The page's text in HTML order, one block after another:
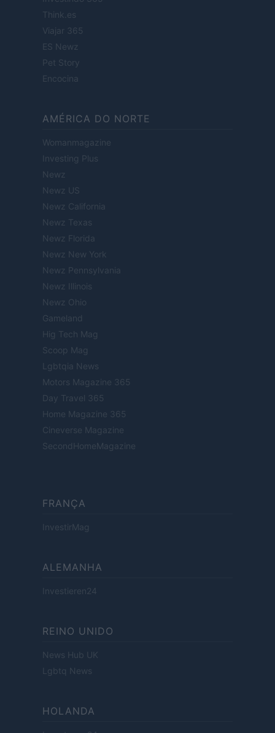
Think.es
Viajar 365
ES Newz
Pet Story
Encocina
AMÉRICA DO NORTE
Womanmagazine
Investing Plus
Newz
Newz US
Newz California
Newz Texas
Newz Florida
Newz New York
Newz Pennsylvania
Newz Illinois
Newz Ohio
Gameland
Hig Tech Mag
Scoop Mag
Lgbtqia News
Motors Magazine 365
Day Travel 365
Home Magazine 365
Cineverse Magazine
SecondHomeMagazine
FRANÇA
InvestirMag
ALEMANHA
Investieren24
REINO UNIDO
News Hub UK
Lgbtq News
HOLANDA